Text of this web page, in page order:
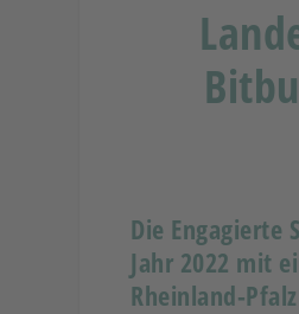
Die
Jahr 2022 mit
Rheinland-